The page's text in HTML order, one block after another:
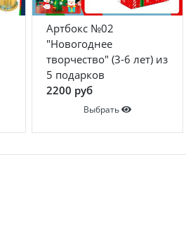
Артбокс №02
"Новогоднее
творчество" (3-6 лет) из
5 подарков
2200 руб
Выбрать